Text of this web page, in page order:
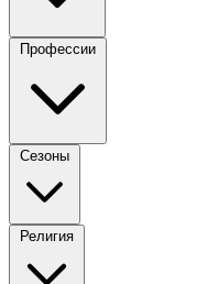
Профессии
Сезоны
Религия